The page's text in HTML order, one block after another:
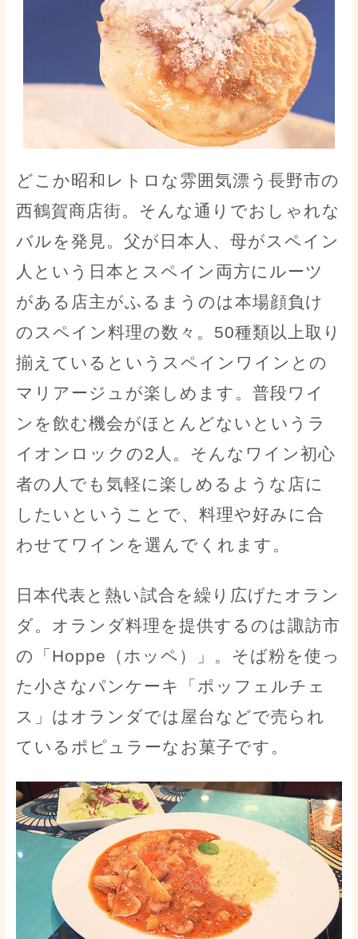
どこか昭和レトロな雰囲気漂う長野市の
西鶴賀商店街。そんな通りでおしゃれな
バルを発見。父が日本人、母がスペイン
人という日本とスペイン両方にルーツ
がある店主がふるまうのは本場顔負け
のスペイン料理の数々。50種類以上取り
揃えているというスペインワインとの
マリアージュが楽しめます。普段ワイ
ンを飲む機会がほとんどないというラ
イオンロックの2人。そんなワイン初心
者の人でも気軽に楽しめるような店に
したいということで、料理や好みに合
わせてワインを選んでくれます。
日本代表と熱い試合を繰り広げたオラン
ダ。オランダ料理を提供するのは諏訪市
の「Hoppe（ホッペ）」。そば粉を使っ
た小さなパンケーキ「ポッフェルチェ
ス」はオランダでは屋台などで売られ
ているポピュラーなお菓子です。